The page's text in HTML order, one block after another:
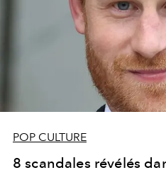
POP CULTURE
8 scandales révélés